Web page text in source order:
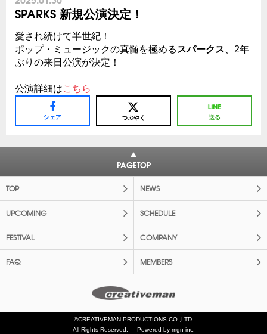
SPARKS 新規公演決定！
愛され続けて半世紀！
ポップ・ミュージックの真髄を極める スパークス 、2年
ぶりの来日公演が決定！
公演詳細はこちら
シェア つぶやく 送る
PAGETOP
TOP NEWS
UPCOMING SCHEDULE
FESTIVAL COMPANY
FAQ MEMBERS
©CREATIVEMAN PRODUCTIONS CO.,LTD.
All Rights Reserved.
Powered by mgn inc.